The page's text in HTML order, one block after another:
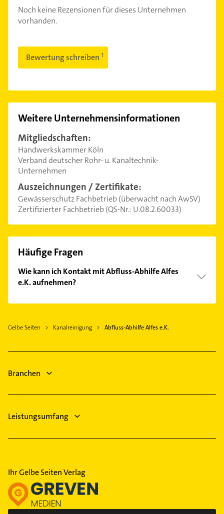
Noch keine Rezensionen für dieses Unternehmen
vorhanden.
Bewertung schreiben
Weitere Unternehmensinformationen
Mitgliedschaften:
Handwerkskammer Köln
Verband deutscher Rohr- u. Kanaltechnik-
Unternehmen
Auszeichnungen / Zertifikate:
Gewässerschutz Fachbetrieb (überwacht nach AwSV)
Zertifizierter Fachbetrieb (QS-Nr.: U.08.2.60033)
Häufige Fragen
Wie kann ich Kontakt mit Abfluss-Abhilfe Alfes
e.K. aufnehmen?
unserem Kontaktdaten-Bereich auswählen. Hier
Gelbe Seiten Kanalreinigung Abfluss-Abhilfe Alfes e.K.
Branchen
Leistungsumfang
Ihr Gelbe Seiten Verlag